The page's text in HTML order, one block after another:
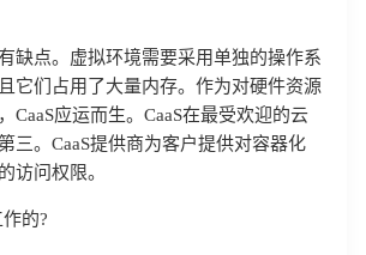
缺点。虚拟环境需要采用单独的操作系
它们占用了大量内存。作为对硬件资源
CaaS应运而生。CaaS在最受欢迎的云
三。CaaS提供商为客户提供对容器化
访问权限。
的?